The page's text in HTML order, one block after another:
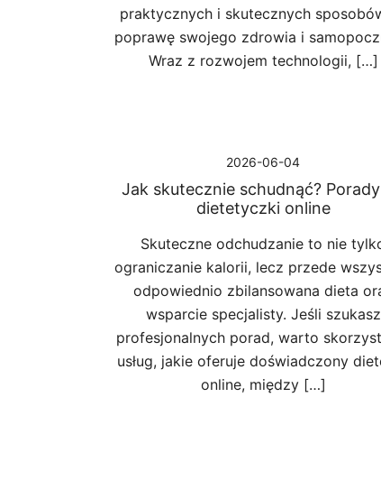
praktycznych i skutecznych
poprawę swojego zdrowia i
Wraz z rozwojem technologii, […]
2026-06-04
Jak skutecznie schudnąć?
dietetyczki online
Skuteczne odchudzanie to nie
ograniczanie kalorii, lecz przede
odpowiednio zbilansowana dieta
wsparcie specjalisty. Jeśli szukasz
profesjonalnych porad, warto
usług, jakie oferuje doświadczony
online, między […]